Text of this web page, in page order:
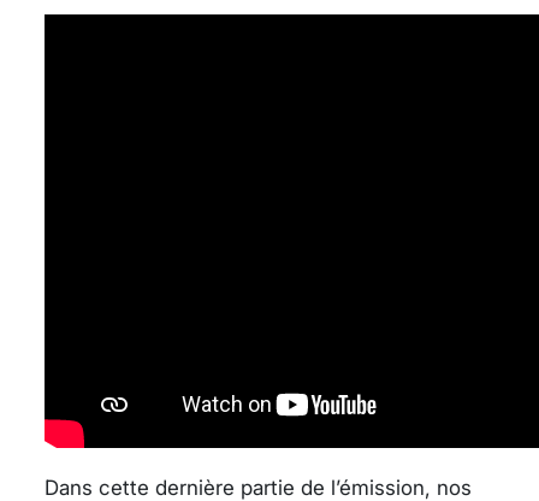
Dans cette dernière partie de l’émission, nos